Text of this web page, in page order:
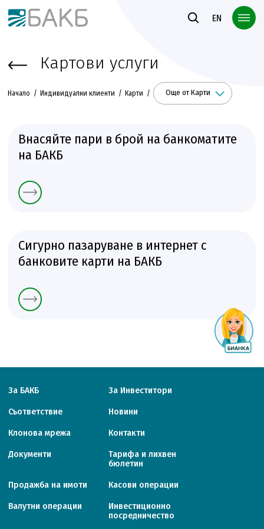
Към основното съдържание
EN
Картови услуги
Начало Индивидуални клиенти Карти Още от Карти
Внасяйте пари в брой на банкоматите
на БАКБ
Сигурно пазаруване в интернет с
банковите карти на БАКБ
За БАКБ За Инвеститори
Съответствие Новини
Клонова мрежа Контакти
Документи
Тарифa и лихвен
бюлетин
Продажба на имоти Касови операции
Валутни операции
Инвестиционно
посредничество